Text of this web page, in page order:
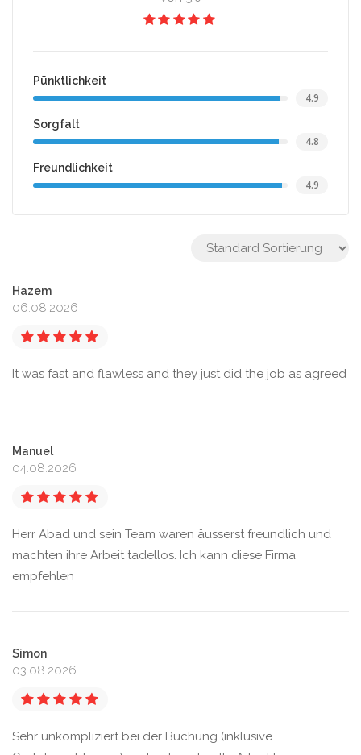
Pünktlichkeit
4.9
Sorgfalt
4.8
Freundlichkeit
4.9
Hazem
06.08.2026
It was fast and flawless and they just did the job as agreed
Manuel
04.08.2026
Herr Abad und sein Team waren äusserst freundlich und
machten ihre Arbeit tadellos. Ich kann diese Firma
empfehlen
Simon
03.08.2026
Sehr unkompliziert bei der Buchung (inklusive